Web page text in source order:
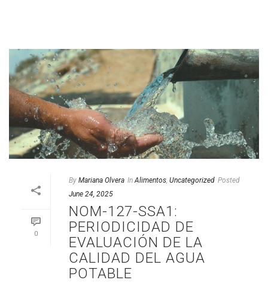
0
By Mariana Olvera In Alimentos, Uncategorized Posted
June 24, 2025
NOM-127-SSA1:
PERIODICIDAD DE
EVALUACIÓN DE LA
CALIDAD DEL AGUA
POTABLE